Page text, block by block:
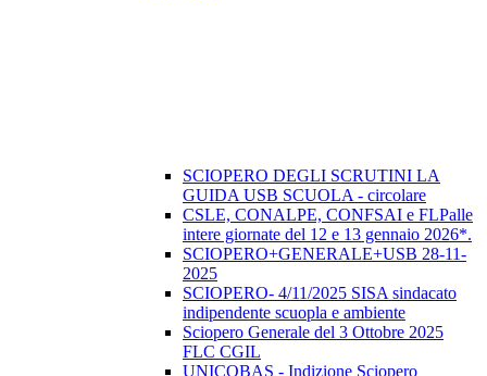
SCIOPERO DEGLI SCRUTINI LA
GUIDA USB SCUOLA - circolare
CSLE, CONALPE, CONFSAI e FLPalle
intere giornate del 12 e 13 gennaio 2026*.
SCIOPERO+GENERALE+USB 28-11-
2025
SCIOPERO- 4/11/2025 SISA sindacato
indipendente scuopla e ambiente
Sciopero Generale del 3 Ottobre 2025
FLC CGIL
UNICOBAS - Indizione Sciopero